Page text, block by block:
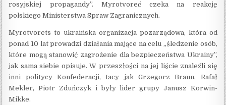
rosyjskiej propagandy”. Myrotvoreć czeka na reakcję
polskiego Ministerstwa Spraw Zagranicznych.
Myrotvorets to ukraińska organizacja pozarządowa, która od
ponad 10 lat prowadzi działania mające na celu „śledzenie osób,
które mogą stanowić zagrożenie dla bezpieczeństwa Ukrainy”,
jak sama siebie opisuje. W przeszłości na jej liście znaleźli się
inni politycy Konfederacji, tacy jak Grzegorz Braun, Rafał
Mekler, Piotr Zduńczyk i były lider grupy Janusz Korwin-
Mikke.